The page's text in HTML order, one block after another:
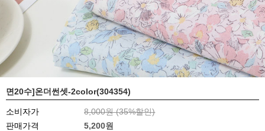
면20수]온더썬셋-2color(304354)
소비자가 8,000원 (35%할인)
판매가격
5,200원